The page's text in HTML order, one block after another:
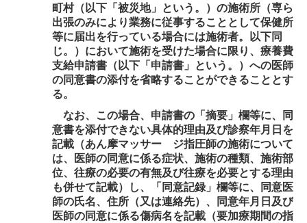
町村（以下「被災地」という。）の施術所（専ら
出張のみにより業務に従事することとして保健所
等に届出を行っている場合には施術者。以下同
じ。）において施術を受けた場合に限り、療養費
支給申請書（以下「申請書」という。）への医師
の同意書の添付を省略することができることとす
る。
なお、この場合、申請書の「摘要」欄等に、同
意書を添付できない具体的理由及び診察年月日を
記載（あん摩マッサー ジ指圧師の施術について
は、医師の同意に係る症状、施術の種類、施術部
位、往療の必要の有無及び往療を必要とする理由
も併せて記載）し、「同意記録」欄等に、同意医
師の氏名、住所（又は連絡先）、同意年月日及び
医師の同意に係る傷病名を記載（要加療期間の指